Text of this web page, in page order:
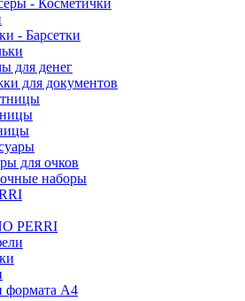
- Косметички
- Барсетки
для денег
для документов
для очков
наборы
PERRI
формата А4